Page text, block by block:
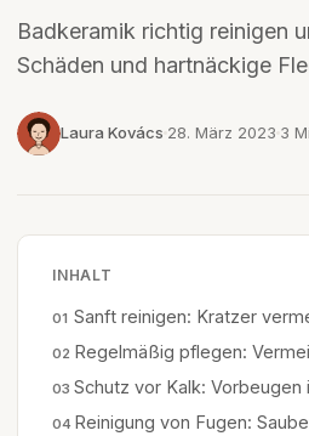
Badkeramik richtig reinigen
Schäden und hartnäckige
Laura Kovács 28. März 2023 3
INHALT
Sanft reinigen: Kratzer
Regelmäßig pflegen:
Schutz vor Kalk:
Reinigung von Fugen: